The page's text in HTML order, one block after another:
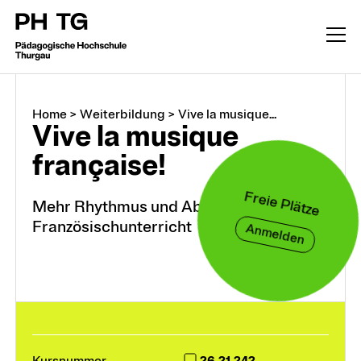
Home> Weiterbildung > Vive la musique...
Vive la musique
française!
Mehr Rhythmus und Abwechslung im
Französischunterricht
Freie Plätze
Anmelden